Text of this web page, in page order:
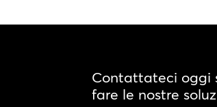
Contattateci oggi
fare le nostre